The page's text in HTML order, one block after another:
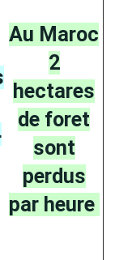
Au Maroc
2
hectares
de foret
sont
perdus
par heure